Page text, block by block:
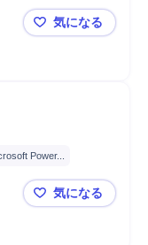
理
企画立案 【フルリモ
気になる
Power...
アゼンタ株
気になる